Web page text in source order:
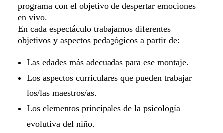
programa con el objetivo de despertar emociones
en vivo.
En cada espectáculo trabajamos diferentes
objetivos y aspectos pedagógicos a partir de:
Las edades más adecuadas para ese montaje.
Los aspectos curriculares que pueden trabajar
los/las maestros/as.
Los elementos principales de la psicología
evolutiva del niño.